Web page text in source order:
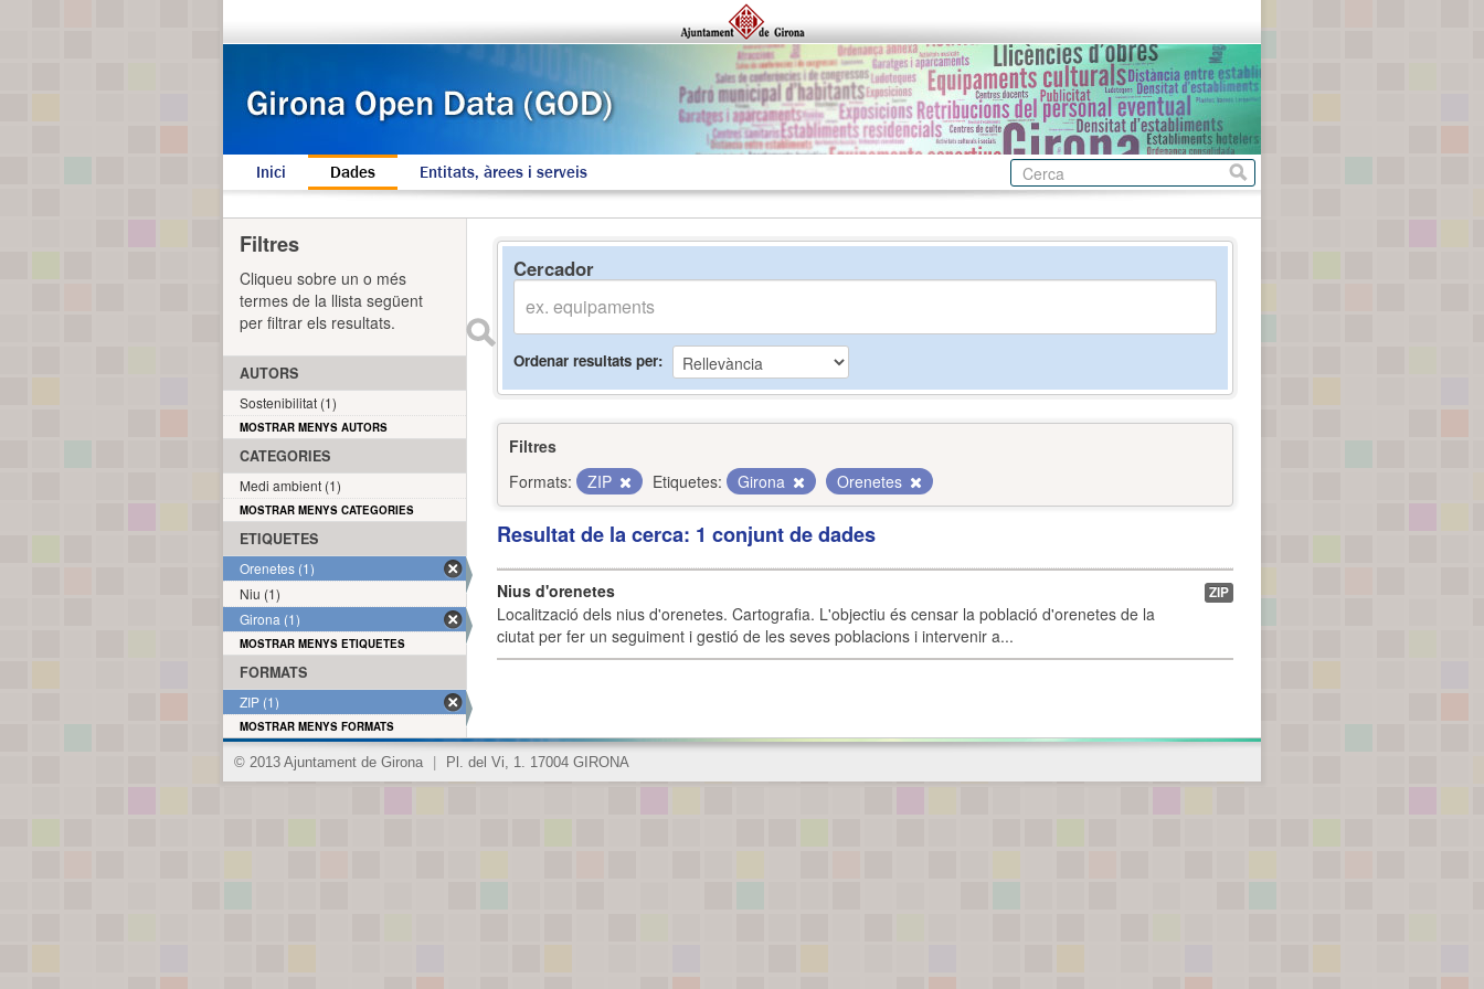
Inici Dades Entitats, àrees i serveis
Cercador
Ordenar resultats per
Filtres
Formats:
ZIP Etiquetes: Girona Orenetes
Resultat de la cerca: 1 conjunt de dades
Nius d'orenetes
Localització dels nius d'orenetes. Cartografia. L'objectiu és censar la població d'orenetes de la
ciutat per fer un seguiment i gestió de les seves poblacions i intervenir a...
ZIP
Filtres
Cliqueu sobre un o més
termes de la llista següent
per filtrar els resultats.
AUTORS
Sostenibilitat (1)
MOSTRAR MENYS AUTORS
CATEGORIES
Medi ambient (1)
MOSTRAR MENYS CATEGORIES
ETIQUETES
Orenetes (1)
Niu (1)
Girona (1)
MOSTRAR MENYS ETIQUETES
FORMATS
ZIP (1)
MOSTRAR MENYS FORMATS
© 2013 Ajuntament de Girona Pl. del Vi, 1. 17004 GIRONA